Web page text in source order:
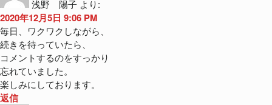
浅野 陽子 より:
2020年12月5日 9:06 PM
毎日、ワクワクしながら、
続きを待っていたら、
コメントするのをすっかり
忘れていました。
楽しみにしております。
返信